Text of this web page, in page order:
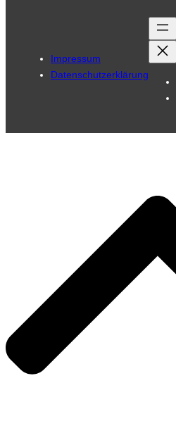
Impressum
Datenschutzerklärung